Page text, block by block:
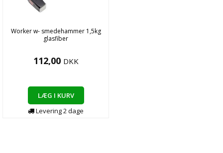
Worker w- smedehammer 1,5kg
glasfiber
112,00 DKK
LÆG I KURV
Levering2dage